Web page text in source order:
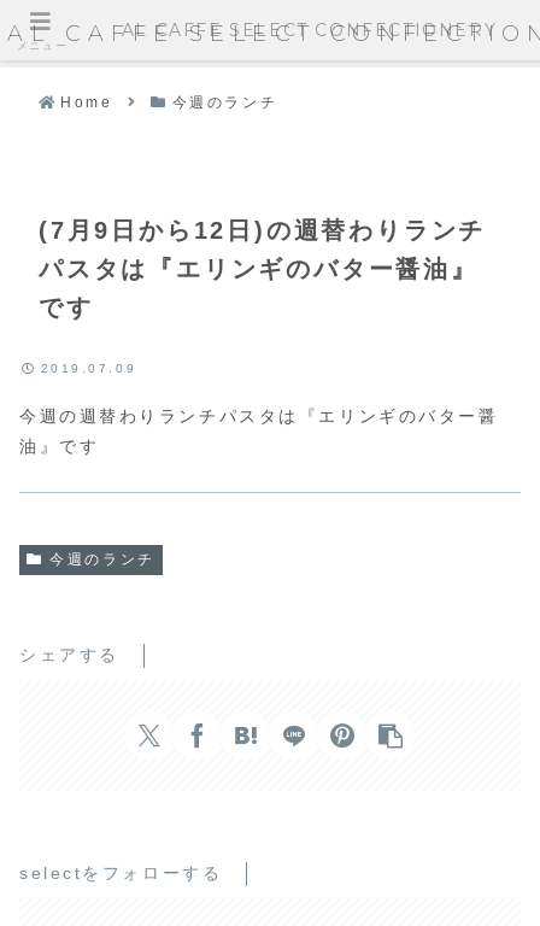
AL CAFFE SELECT
Home 今週のランチ
(7月9日から12日)の週替わりランチ
パスタは『エリンギのバター醤油』
です
2019.07.09
今週の週替わりランチパスタは『エリンギのバター醤
油』です
今週のランチ
シェアする
selectをフォローする
メニュー
AL CAFFE SELECT CONFECTIONERY